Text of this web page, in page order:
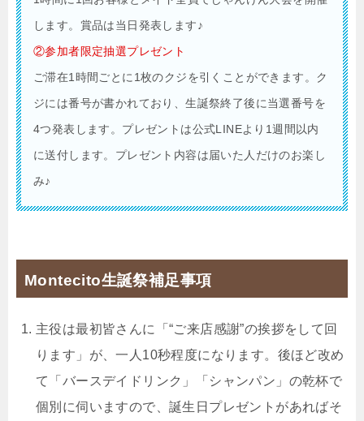
します。賞品は当日発表します♪
②参加者限定抽選プレゼント
ご滞在1時間ごとに1枚のクジを引くことができます。ク
ジには番号が書かれており、生誕祭終了後に当選番号を
4つ発表します。プレゼントは公式LINEより1週間以内
に送付します。プレゼント内容は届いた人だけのお楽し
み♪
Montecito生誕祭補足事項
主役は最初皆さんに「“ご来店感謝”の挨拶をして回
ります」が、一人10秒程度になります。後ほど改め
て「バースデイドリンク」「シャンパン」の乾杯で
個別に伺いますので、誕生日プレゼントがあればそ